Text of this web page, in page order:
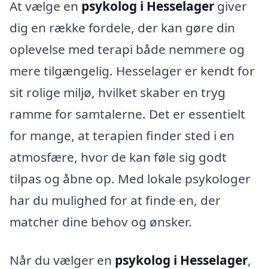
At vælge en psykolog i Hesselager giver
dig en række fordele, der kan gøre din
oplevelse med terapi både nemmere og
mere tilgængelig. Hesselager er kendt for
sit rolige miljø, hvilket skaber en tryg
ramme for samtalerne. Det er essentielt
for mange, at terapien finder sted i en
atmosfære, hvor de kan føle sig godt
tilpas og åbne op. Med lokale psykologer
har du mulighed for at finde en, der
matcher dine behov og ønsker.
Når du vælger en psykolog i Hesselager,